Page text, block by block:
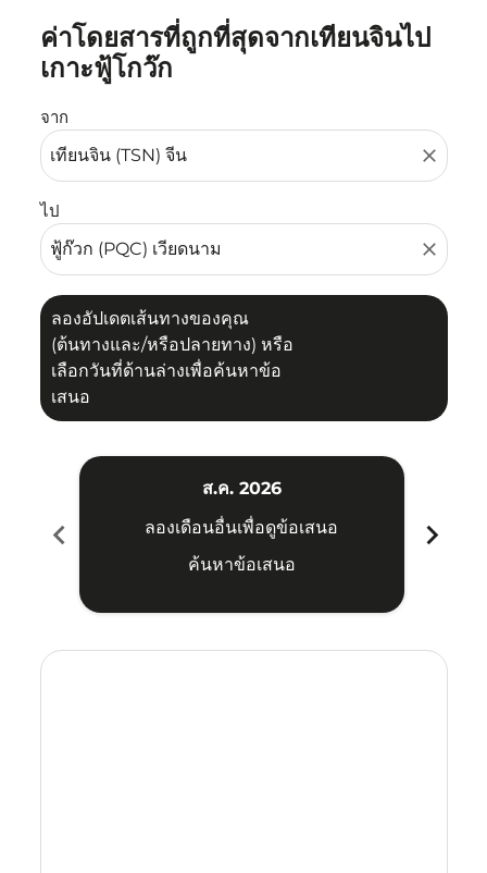
ค่าโดยสารที่ถูกที่สุดจากเทียนจินไป
เกาะฟู้โกว๊ก
จาก
close
ไป
close
ลองอัปเดตเส้นทางของคุณ
(ต้นทางและ/หรือปลายทาง) หรือ
เลือกวันที่ด้านล่างเพื่อค้นหาข้อ
เสนอ
ลองอัปเดตเส้นทางของคุณ (ต้นทางและ/หรือปลายทาง) หรื
chevron_left
ส.ค. 2026
ลองเดือนอื่นเพื่อดูข้อเสนอ
ค้นหาข้อเสนอ
chevron_right